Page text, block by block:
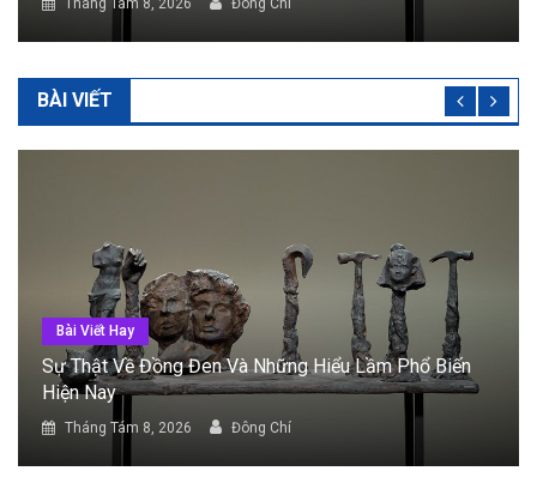
Tháng Tám 8, 2026 Đông Chí
BÀI VIẾT
Bài Viết Hay
Công Dụng Của Đồng Đen Trong Đời Sống Và Lĩnh
Vực Chế Tác
Tháng Tám 8, 2026 Đông Chí